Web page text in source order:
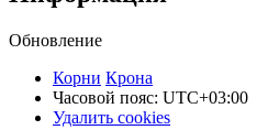
Обновление
Корни Крона
Часовой пояс: UTC+03:00
Удалить cookies